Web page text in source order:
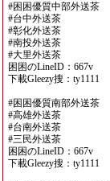
#困困優質中部外送茶
#台中外送茶
#彰化外送茶
#南投外送茶
#大里外送茶
困困のLineID：667v
下載Gleezy搜：ty1111
#困困優質南部外送茶
#高雄外送茶
#台南外送茶
#三民外送茶
困困のLineID：667v
下載Gleezy搜：ty1111